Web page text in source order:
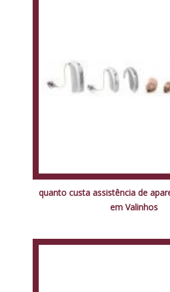
quanto custa assistência de
em Valinhos